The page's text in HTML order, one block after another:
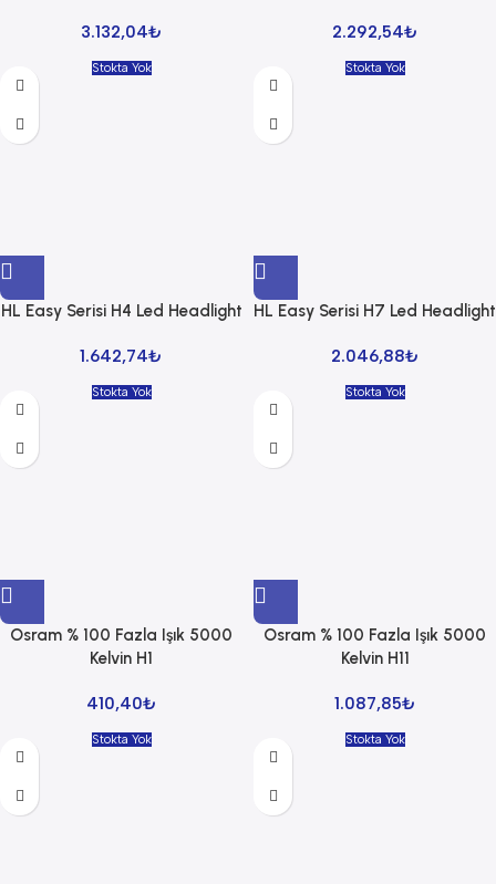
3.132,04₺ 2.292,54₺
Stokta Yok
HL Easy Serisi H4 Led Headlight
1.642,74₺
Stokta Yok
HL Easy Serisi H7 Led Headlight
2.046,88₺
Stokta Yok
Osram % 100 Fazla Işık 5000
Kelvin H1
410,40₺
Stokta Yok
Osram % 100 Fazla Işık 5000
Kelvin H11
1.087,85₺
Stokta Yok Stokta Yok